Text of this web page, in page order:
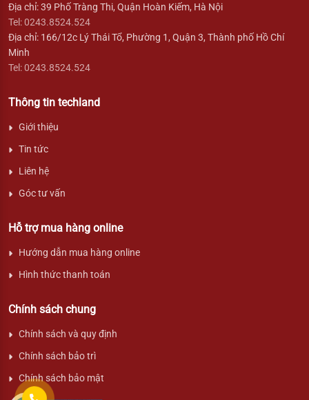
Địa chỉ: 39 Phố Tràng Thi, Quận Hoàn Kiếm, Hà Nội
Tel: 0243.8524.524
Địa chỉ: 166/12c Lý Thái Tổ, Phường 1, Quận 3, Thành phố Hồ Chí
Minh
Tel: 0243.8524.524
Thông tin techland
Giới thiệu
Tin tức
Liên hệ
Góc tư vấn
Hỗ trợ mua hàng online
Hướng dẫn mua hàng online
Hình thức thanh toán
Chính sách chung
Chính sách và quy định
Chính sách bảo trì
Chính sách bảo mật